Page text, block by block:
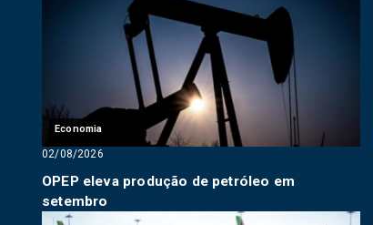
Economia
02/08/2026
OPEP eleva produção de petróleo em
setembro